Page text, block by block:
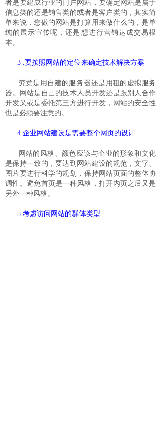
者是要建成行业的门户网站，要确定网站是属于
信息类的还是销售类的或者是客户类的，其实简
单来说，您做的网站是打算用来做什么的，是单
纯的展示宣传呢，还是想进行营销达成交易根
本。
3 .要按照网站的定位来确定技术解决方案
究竟是用自建的服务器还是用租的虚拟服务
器。网站是自己的技术人员开发还是跟别人合作
开发又或是委托第三方进行开发，网站的安全性
也是必须要注意的。
4.企业网站建设是需要整个网页的设计
网站的风格、颜色应该与企业的形象和文化
是保持一致的，要达到网站建设的规范，文字、
图片要进行科学的规划，保持网站页面的整体协
调性。避免首页是一种风格，打开内页之后又是
另外一种风格。
5.考虑访问网站的群体类型